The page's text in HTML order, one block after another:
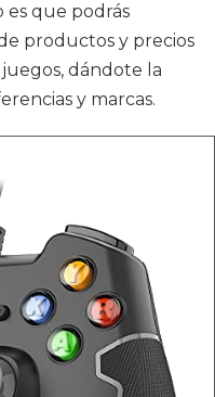
es que podrás
productos y precios
dándote la
y marcas.